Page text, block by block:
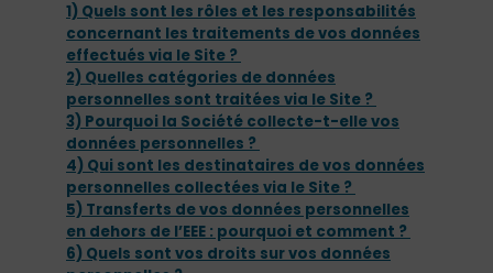
1) Quels sont les rôles et les responsabilités
concernant les traitements de vos données
effectués via le Site ?
2) Quelles catégories de données
personnelles sont traitées via le Site ?
3) Pourquoi la Société collecte-t-elle vos
données personnelles ?
4) Qui sont les destinataires de vos données
personnelles collectées via le Site ?
5) Transferts de vos données personnelles
en dehors de l’EEE : pourquoi et comment ?
6) Quels sont vos droits sur vos données